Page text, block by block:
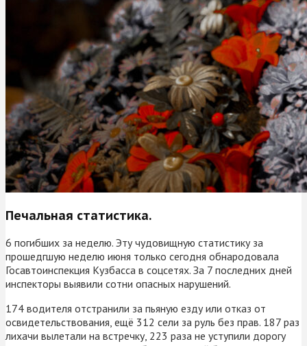
Печальная статистика.
6 погибших за неделю. Эту чудовищную статистику за
прошедгшую неделю июня только сегодня обнародовала
Госавтоинспекция Кузбасса в соцсетях. За 7 последних дней
инспекторы выявили сотни опасных нарушений.
174 водителя отстранили за пьяную езду или отказ от
освидетельствования, ещё 312 сели за руль без прав. 187 раз
лихачи вылетали на встречку, 223 раза не уступили дорогу